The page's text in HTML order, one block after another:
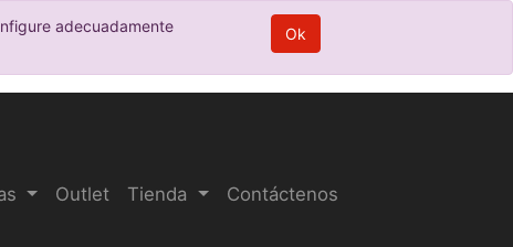
adecuadamente
Ok
Outlet Tienda Contáctenos